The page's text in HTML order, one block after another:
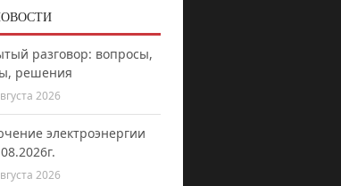
разговор: вопросы,
решения
2026
электроэнергии
2026